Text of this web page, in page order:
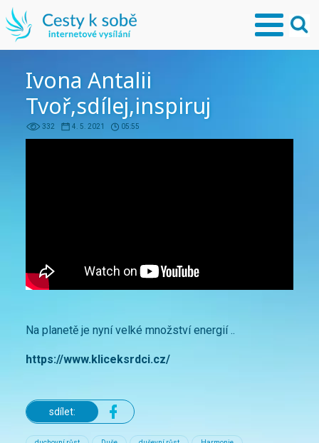
Ivona Antalii
Tvoř,sdílej,inspiruj
332 4. 5. 2021 05:55
Na planetě je nyní velké množství energií ..
https://www.kliceksrdci.cz/
sdílet: